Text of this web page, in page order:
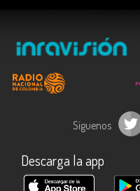
Síguenos
Descarga la app